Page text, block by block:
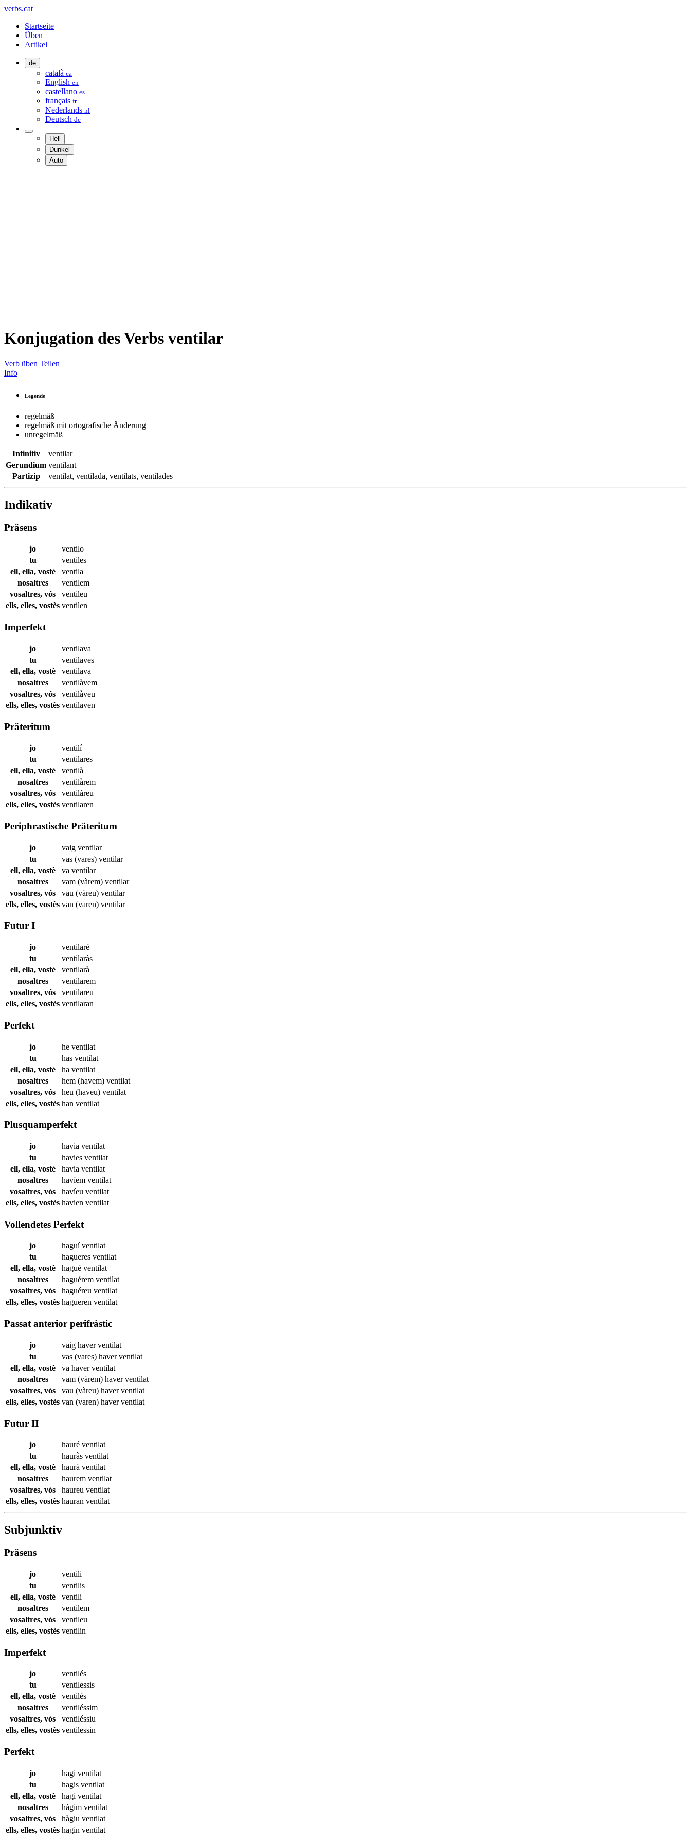
verbs.cat
Startseite
Üben
Artikel
de
català ca
English en
castellano es
français fr
Nederlands nl
Deutsch de
Hell
Dunkel
Auto
Konjugation des Verbs ventilar
Verb üben Teilen
Info
Legende
regelmäß
regelmäß mit ortografische Änderung
unregelmäß
Infinitiv
ventilar
Gerundium ventilant
Partizip
ventilat, ventilada, ventilats, ventilades
Indikativ
Präsens
jo
ventilo
tu
ventiles
ell, ella, vostè
ventila
nosaltres
ventilem
vosaltres, vós
ventileu
ells, elles, vostès ventilen
Imperfekt
jo
ventilava
tu
ventilaves
ell, ella, vostè
ventilava
nosaltres
ventilàvem
vosaltres, vós
ventilàveu
ells, elles, vostès ventilaven
Präteritum
jo
ventilí
tu
ventilares
ell, ella, vostè
ventilà
nosaltres
ventilàrem
vosaltres, vós
ventilàreu
ells, elles, vostès ventilaren
Periphrastische Präteritum
jo vaig ventilar
tu
vas (vares) ventilar
ell, ella, vostè
va ventilar
nosaltres
vam (vàrem) ventilar
vosaltres, vós
vau (vàreu) ventilar
ells, elles, vostès van (varen) ventilar
Futur I
jo
ventilaré
tu
ventilaràs
ell, ella, vostè
ventilarà
nosaltres
ventilarem
vosaltres, vós
ventilareu
ells, elles, vostès ventilaran
Perfekt
jo he ventilat
tu
has ventilat
ell, ella, vostè
ha ventilat
nosaltres
hem (havem) ventilat
vosaltres, vós
heu (haveu) ventilat
ells, elles, vostès han ventilat
Plusquamperfekt
jo havia ventilat
tu
havies ventilat
ell, ella, vostè
havia ventilat
nosaltres
havíem ventilat
vosaltres, vós
havíeu ventilat
ells, elles, vostès havien ventilat
Vollendetes Perfekt
jo haguíventilat
tu
hagueres ventilat
ell, ella, vostè
hagué ventilat
nosaltres
haguérem ventilat
vosaltres, vós
haguéreu ventilat
ells, elles, vostès hagueren ventilat
Passat anterior perifràstic
jo vaig haverventilat
tu
vas (vares) haverventilat
ell, ella, vostè
va haverventilat
nosaltres
vam (vàrem) haverventilat
vosaltres, vós
vau (vàreu) haverventilat
ells, elles, vostès van (varen) haverventilat
Futur II
jo hauré ventilat
tu
hauràs ventilat
ell, ella, vostè
haurà ventilat
nosaltres
haurem ventilat
vosaltres, vós
haureu ventilat
ells, elles, vostès hauran ventilat
Subjunktiv
Präsens
jo
ventili
tu
ventilis
ell, ella, vostè
ventili
nosaltres
ventilem
vosaltres, vós
ventileu
ells, elles, vostès ventilin
Imperfekt
jo
ventilés
tu
ventilessis
ell, ella, vostè
ventilés
nosaltres
ventiléssim
vosaltres, vós
ventiléssiu
ells, elles, vostès ventilessin
Perfekt
jo hagi ventilat
tu
hagis ventilat
ell, ella, vostè
hagi ventilat
nosaltres
hàgim ventilat
vosaltres, vós
hàgiu ventilat
ells, elles, vostès hagin ventilat